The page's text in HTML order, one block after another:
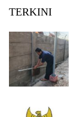
TERKINI